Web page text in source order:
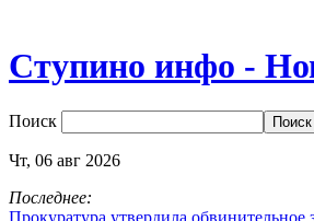
Ступино инфо -
Поиск
Чт, 06 авг 2026
Последнее:
Прокуратура утвердила